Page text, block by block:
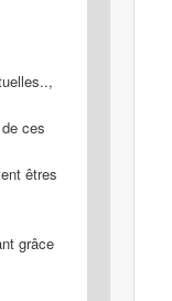
ces
êtres
grâce